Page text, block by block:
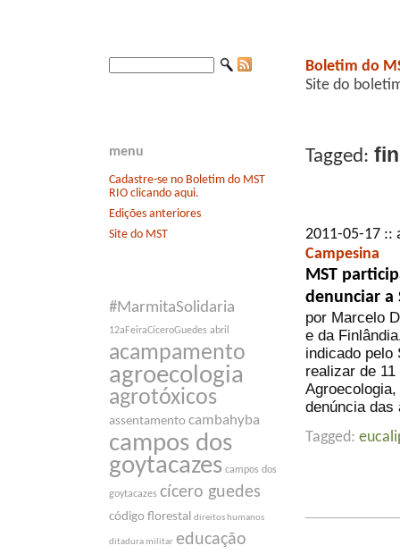
menu
Cadastre-se no Boletim do MST
RIO clicando aqui.
Edições anteriores
Site do MST
#MarmitaSolidaria
12aFeiraCíceroGuedes abril
acampamento
agroecologia
agrotóxicos
assentamento cambahyba
campos dos
goytacazes campos dos
goytacazes cícero guedes
código florestal direitos humanos
ditadura militar educação
Boletim do
Site do
Tagged:
2011-05-17
Campesina
MST
denunciar a
por Marcelo
e da
indicado pelo
realizar de
denúncia
Tagged: